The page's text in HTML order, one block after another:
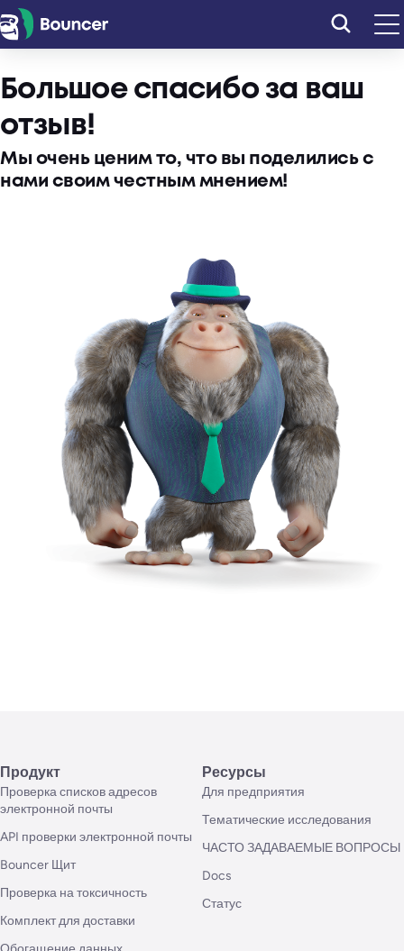
Перейти
к
Большое спасибо за ваш
отзыв!
Мы очень ценим то, что вы поделились с
нами своим честным мнением!
Продукт
Проверка списков адресов
электронной почты
API проверки электронной почты
Bouncer Щит
Проверка на токсичность
Комплект для доставки
Ресурсы
Для предприятия
Тематические исследования
ЧАСТО ЗАДАВАЕМЫЕ ВОПРОСЫ
Docs
Статус